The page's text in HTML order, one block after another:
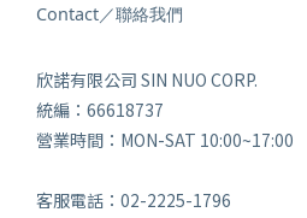
Contact／聯絡我們
欣諾有限公司 SIN NUO CORP.
統編：66618737
營業時間：MON-SAT 10:00~17:00
客服電話：02-2225-1796